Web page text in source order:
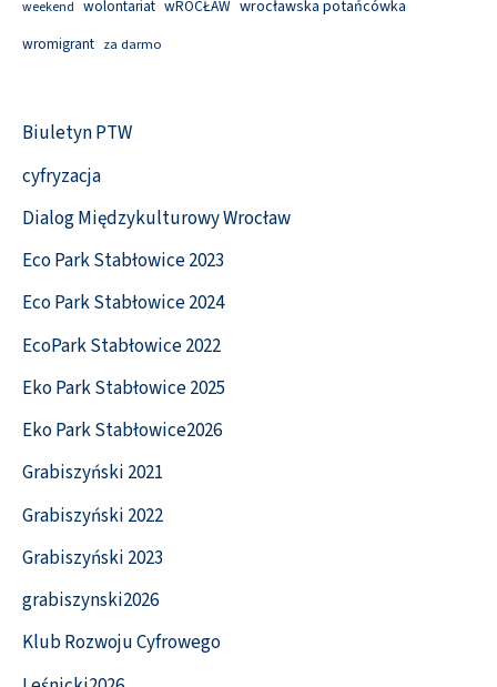
weekend wolontariat wROCŁAW wrocławska potańcówka
wromigrant za darmo
Biuletyn PTW
cyfryzacja
Dialog Międzykulturowy Wrocław
Eco Park Stabłowice 2023
Eco Park Stabłowice 2024
EcoPark Stabłowice 2022
Eko Park Stabłowice 2025
Eko Park Stabłowice2026
Grabiszyński 2021
Grabiszyński 2022
Grabiszyński 2023
grabiszynski2026
Klub Rozwoju Cyfrowego